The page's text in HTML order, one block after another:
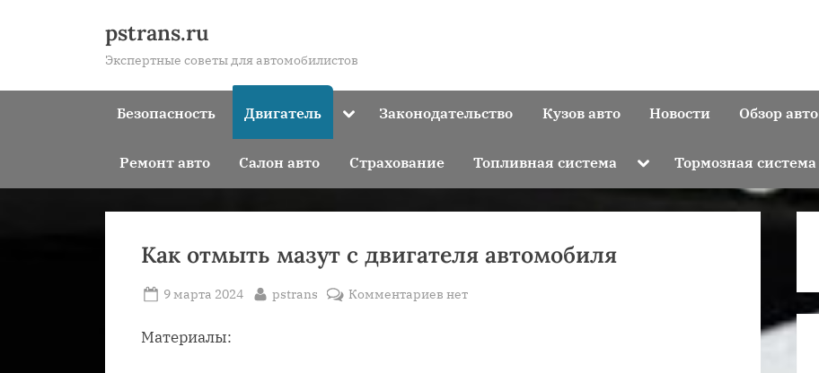
pstrans.ru
Экспертные советы для автомобилистов
Безопасность Двигатель ToggleЗаконодательство Кузов авто Новости Обзор авто
Ремонт авто Салон авто Страхование Топливная система Toggle
menu
Тормозная система
Как отмыть мазут с двигателя автомобиля
Posted
9 марта 2024 By
pstrans Комментариев к
нет
Материалы: